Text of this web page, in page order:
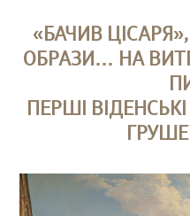
«БАЧИВ
ОБРАЗИ… НА
ПЕРШІ